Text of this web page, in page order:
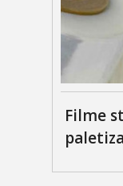
Filme